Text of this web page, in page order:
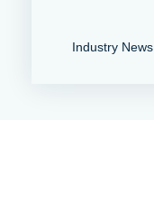
Industry News